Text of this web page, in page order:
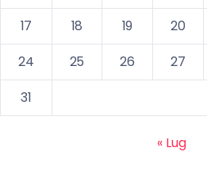
17
18 19 20
24
25 26 27
31
« Lug